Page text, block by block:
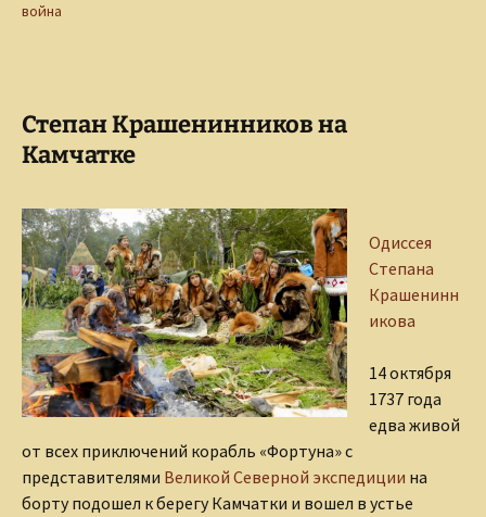
война
Степан Крашенинников на
Камчатке
Одиссея
Степана
Крашенинн
икова
14октября
1737 года
едва живой
от всех приключений корабль «Фортуна» с
представителями Великой Северной экспедиции на
борту подошел к берегу Камчатки и вошел в устье